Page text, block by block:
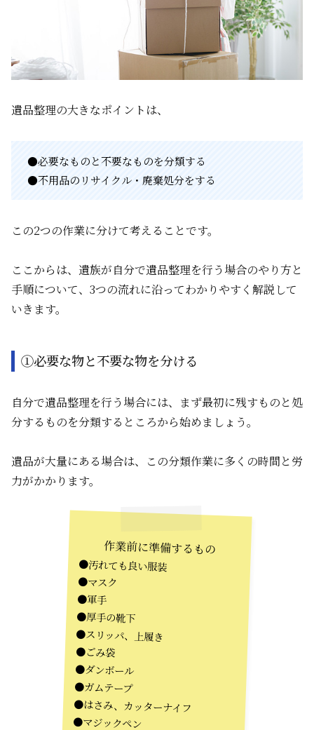
遺品整理の大きなポイントは、
●必要なものと不要なものを分類する
●不用品のリサイクル・廃棄処分をする
この2つの作業に分けて考えることです。
ここからは、遺族が自分で遺品整理を行う場合のやり方と
手順について、3つの流れに沿ってわかりやすく解説して
いきます。
①必要な物と不要な物を分ける
自分で遺品整理を行う場合には、まず最初に残すものと処
分するものを分類するところから始めましょう。
遺品が大量にある場合は、この分類作業に多くの時間と労
力がかかります。
作業前に準備するもの
●汚れても良い服装
●マスク
●軍手
●厚手の靴下
●スリッパ、上履き
●ごみ袋
●ダンボール
●ガムテープ
●はさみ、カッターナイフ
●マジックペン